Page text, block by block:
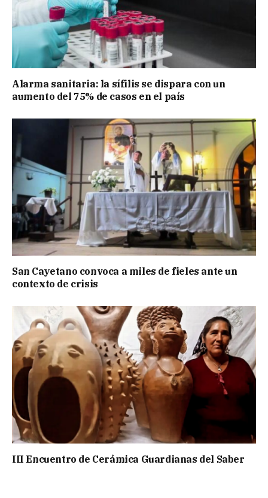
Alarma sanitaria: la sífilis se dispara con un
aumento del 75% de casos en el país
San Cayetano convoca a miles de fieles ante un
contexto de crisis
III Encuentro de Cerámica Guardianas del Saber